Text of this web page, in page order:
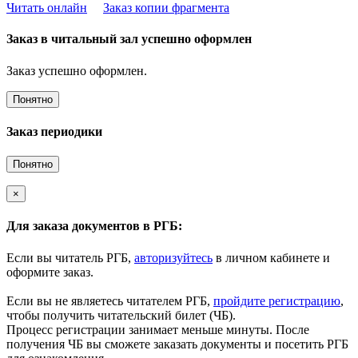
Читать онлайн
Заказ копии фрагмента
Заказ в читальный зал успешно оформлен
Заказ успешно оформлен.
Понятно
Заказ периодики
Понятно
×
Для заказа документов в РГБ:
Если вы читатель РГБ, авторизуйтесь в личном кабинете и
оформите заказ.
Если вы не являетесь читателем РГБ, пройдите регистрацию,
чтобы получить читательский билет (ЧБ).
Процесс регистрации занимает меньше минуты. После
получения ЧБ вы сможете заказать документы и посетить РГБ